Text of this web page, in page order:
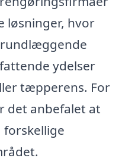
løsninger, hvor
ydelser
tæpperens. For
det anbefalet at